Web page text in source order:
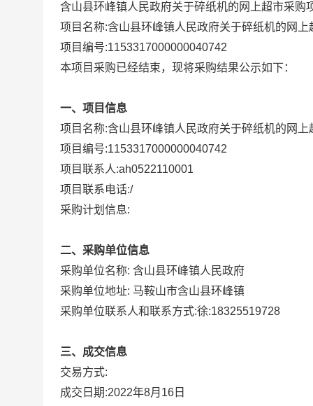
含山县环峰镇人民政府关于碎纸机的网上超市采购
项目名称:含山县环峰镇人民政府关于碎纸机的网上
项目编号:1153317000000040742
本项目采购已经结束，现将采购结果公示如下：
一、项目信息
项目名称:含山县环峰镇人民政府关于碎纸机的网上
项目编号:1153317000000040742
项目联系人:ah0522110001
项目联系电话:/
采购计划信息:
二、采购单位信息
采购单位名称: 含山县环峰镇人民政府
采购单位地址: 马鞍山市含山县环峰镇
采购单位联系人和联系方式:徐:18325519728
三、成交信息
交易方式:
成交日期:2022年8月16日